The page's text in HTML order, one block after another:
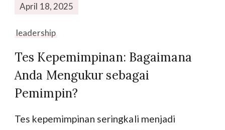
April 18, 2025
leadership
Tes Kepemimpinan: Bagaimana
Anda Mengukur sebagai
Pemimpin?
Tes kepemimpinan seringkali menjadi